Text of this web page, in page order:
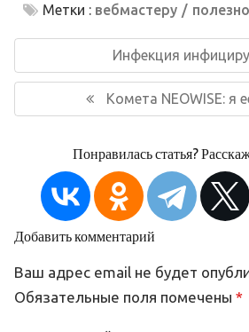
Метки : вебмастеру полезно
Навигация
записям
Предыдущая
запись:
Инфекция
Следующая
Комета NEOWISE: я
Понравилась статья?
Добавить комментарий
Ваш адрес email не будет
Обязательные поля помечены *